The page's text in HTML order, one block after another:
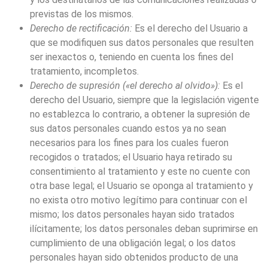
previstas de los mismos.
Derecho de rectificación: Es el derecho del Usuario a
que se modifiquen sus datos personales que resulten
ser inexactos o, teniendo en cuenta los fines del
tratamiento, incompletos.
Derecho de supresión («el derecho al olvido»): Es el
derecho del Usuario, siempre que la legislación vigente
no establezca lo contrario, a obtener la supresión de
sus datos personales cuando estos ya no sean
necesarios para los fines para los cuales fueron
recogidos o tratados; el Usuario haya retirado su
consentimiento al tratamiento y este no cuente con
otra base legal; el Usuario se oponga al tratamiento y
no exista otro motivo legítimo para continuar con el
mismo; los datos personales hayan sido tratados
ilícitamente; los datos personales deban suprimirse en
cumplimiento de una obligación legal; o los datos
personales hayan sido obtenidos producto de una